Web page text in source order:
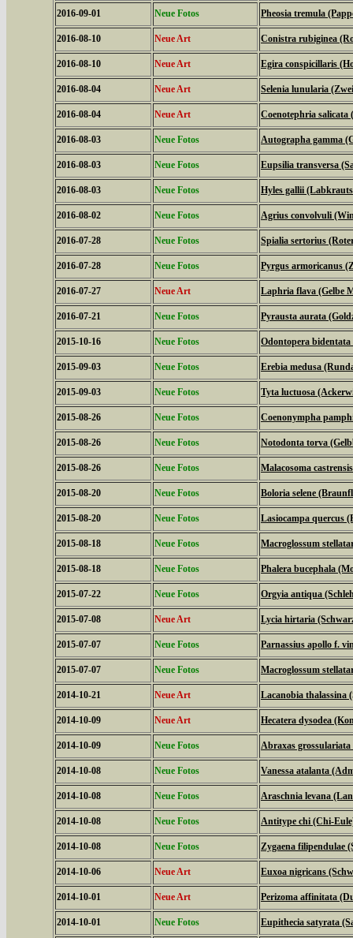
2016-09-01 Neue Fotos Pheosia tremula
2016-08-10 Neue Art Conistra rubiginea
2016-08-10 Neue Art Egira conspicillaris
2016-08-04 Neue Art Selenia lunularia
2016-08-04 Neue Art Coenotephria salicata
2016-08-03 Neue Fotos Autographa gamma
2016-08-03 Neue Fotos Eupsilia transversa
2016-08-03 Neue Fotos Hyles gallii
2016-08-02 Neue Fotos Agrius convolvuli
2016-07-28 Neue Fotos Spialia sertorius
2016-07-28 Neue Fotos Pyrgus armoricanus
2016-07-27 Neue Art Laphria flava (Gelbe
2016-07-21 Neue Fotos Pyrausta aurata
2015-10-16 Neue Fotos Odontopera
2015-09-03 Neue Fotos Erebia medusa
2015-09-03 Neue Fotos Tyta luctuosa
2015-08-26 Neue Fotos Coenonympha
2015-08-26 Neue Fotos Notodonta torva
2015-08-26 Neue Fotos Malacosoma
2015-08-20 Neue Fotos Boloria selene
2015-08-20 Neue Fotos Lasiocampa quercus
2015-08-18 Neue Fotos Macroglossum
2015-08-18 Neue Fotos Phalera bucephala
2015-07-22 Neue Fotos Orgyia antiqua
2015-07-08 Neue Art Lycia hirtaria
2015-07-07 Neue Fotos Parnassius apollo f.
2015-07-07 Neue Fotos Macroglossum
2014-10-21 Neue Art Lacanobia thalassina
2014-10-09 Neue Art Hecatera dysodea
2014-10-09 Neue Fotos Abraxas grossulariata
2014-10-08 Neue Fotos Vanessa atalanta
2014-10-08 Neue Fotos Araschnia levana
2014-10-08 Neue Fotos Antitype chi (Chi-
2014-10-08 Neue Fotos Zygaena filipendulae
2014-10-06 Neue Art Euxoa nigricans
2014-10-01 Neue Art Perizoma affinitata
2014-10-01 Neue Fotos Eupithecia satyrata